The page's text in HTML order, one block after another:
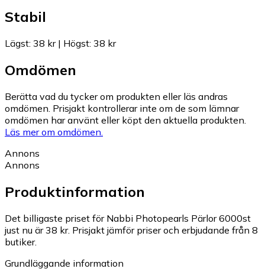
Stabil
Lägst: 38 kr| Högst: 38 kr
Omdömen
Berätta vad du tycker om produkten eller läs andras
omdömen. Prisjakt kontrollerar inte om de som lämnar
omdömen har använt eller köpt den aktuella produkten.
Läs mer om omdömen.
Annons
Annons
Produktinformation
Det billigaste priset för Nabbi Photopearls Pärlor 6000st
just nu är 38 kr. Prisjakt jämför priser och erbjudande från 8
butiker.
Grundläggande information